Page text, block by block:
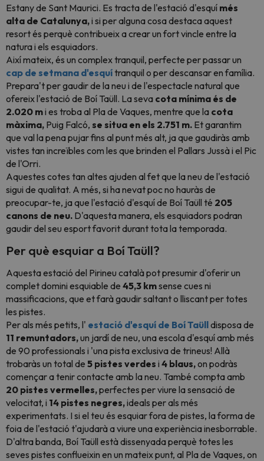
Estany de Sant Maurici. Es tracta de l'estació d'esquí més
alta de Catalunya,i si per alguna cosa destaca aquest
resort és perquè contribueix a crear un fort vincle entre la
natura i els esquiadors.
Així mateix, és un complex tranquil, perfecte per passar un
cap de setmana d'esquí tranquil o per descansar en família.
Prepara't per gaudir de la neu i de l'espectacle natural que
ofereix l'estació de Boí Taüll. La seva cota mínima és de
2.020 mi es troba al Pla de Vaques, mentre que la cota
màxima, Puig Falcó, se situa en els 2.751 m. Et garantim
que val la pena pujar fins al punt més alt, ja que gaudiràs amb
vistes tan increïbles com les que brinden el Pallars Jussà i el Pic
de l'Orri.
Aquestes cotes tan altes ajuden al fet que la neu de l'estació
sigui de qualitat. A més, si ha nevat poc no hauràs de
preocupar-te, ja que l'estació d'esquí de Boí Taüll té 205
canons de neu. D'aquesta manera, els esquiadors podran
gaudir del seu esport favorit durant tota la temporada.
Per què esquiar a Boí Taüll?
Aquesta estació del Pirineu català pot presumir d'oferir un
complet domini esquiable de 45,3 kmsense cues ni
massificacions, que et farà gaudir saltant o lliscant per totes
les pistes.
Per als més petits, l' estació d'esquí de Boí Taülldisposa de
11 remuntadors,un jardí de neu, una escola d'esquí amb més
de 90 professionals i 'una pista exclusiva de trineus! Allà
trobaràs un total de 5 pistes verdes i 4 blaus,on podràs
començar a tenir contacte amb la neu. També compta amb
20 pistes vermelles,perfectes per viure la sensació de
velocitat, i 14 pistes negres,ideals per als més
experimentats. I si el teu és esquiar fora de pistes, la forma de
foia de l'estació t'ajudarà a viure una experiència inesborrable.
D'altra banda, Boí Taüll està dissenyada perquè totes les
seves pistes conflueixin en un mateix punt, al Pla de Vaques, on